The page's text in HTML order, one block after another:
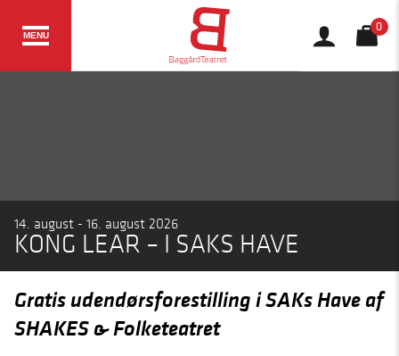
MENU
0
14. august - 16. august 2026
KONG LEAR – I SAKS HAVE
Gratis udendørsforestilling i SAKs Haveaf
SHAKES & Folketeatret